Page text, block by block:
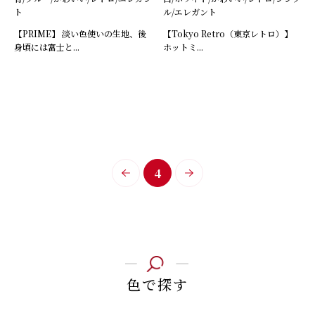
ト
【PRIME】 淡い色使いの生地、後
身頃には富士と...
ル/エレガント
【Tokyo Retro（東京レトロ）】
ホットミ...
4
色で探す